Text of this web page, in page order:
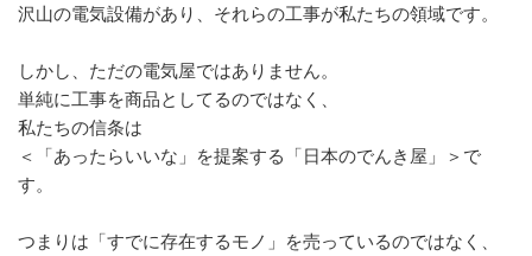
沢山の電気設備があり、それらの工事が私たちの領域です。
しかし、ただの電気屋ではありません。
単純に工事を商品としてるのではなく、
私たちの信条は
＜「あったらいいな」を提案する「日本のでんき屋」＞で
す。
つまりは「すでに存在するモノ」を売っているのではなく、